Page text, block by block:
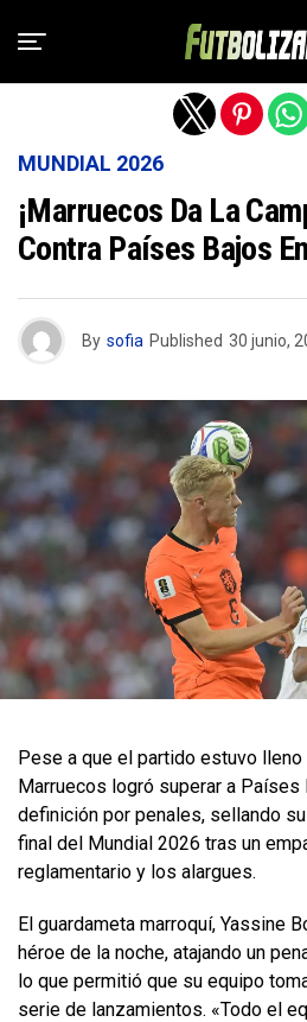
MUNDIAL 2026
¡Marruecos Da La
Contra Países Bajos
By sofia Published 30 junio,
Pese a que el partido estuvo
Marruecos logró superar a Países
definición por penales, sellando
final del Mundial 2026 tras un
reglamentario y los alargues.
El guardameta marroquí, Yassine
héroe de la noche, atajando un
lo que permitió que su equipo
serie de lanzamientos. «Todo el
Salir de la